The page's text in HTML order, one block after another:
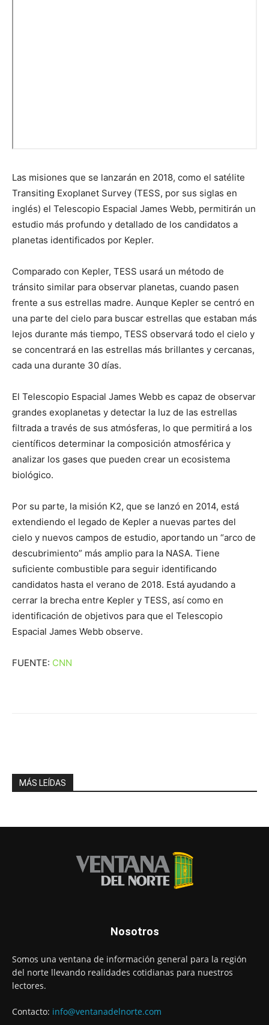
Las misiones que se lanzarán en 2018, como el satélite
Transiting Exoplanet Survey (TESS, por sus siglas en
inglés) el Telescopio Espacial James Webb, permitirán un
estudio más profundo y detallado de los candidatos a
planetas identificados por Kepler.
Comparado con Kepler, TESS usará un método de
tránsito similar para observar planetas, cuando pasen
frente a sus estrellas madre. Aunque Kepler se centró en
una parte del cielo para buscar estrellas que estaban más
lejos durante más tiempo, TESS observará todo el cielo y
se concentrará en las estrellas más brillantes y cercanas,
cada una durante 30 días.
El Telescopio Espacial James Webb es capaz de observar
grandes exoplanetas y detectar la luz de las estrellas
filtrada a través de sus atmósferas, lo que permitirá a los
científicos determinar la composición atmosférica y
analizar los gases que pueden crear un ecosistema
biológico.
Por su parte, la misión K2, que se lanzó en 2014, está
extendiendo el legado de Kepler a nuevas partes del
cielo y nuevos campos de estudio, aportando un “arco de
descubrimiento” más amplio para la NASA. Tiene
suficiente combustible para seguir identificando
candidatos hasta el verano de 2018. Está ayudando a
cerrar la brecha entre Kepler y TESS, así como en
identificación de objetivos para que el Telescopio
Espacial James Webb observe.
FUENTE: CNN
MÁS LEÍDAS
Nosotros
Somos una ventana de información general para la región
del norte llevando realidades cotidianas para nuestros
lectores.
Contacto: info@ventanadelnorte.com